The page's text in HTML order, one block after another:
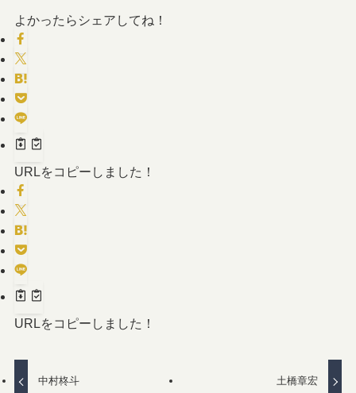
よかったらシェアしてね！
URLをコピーしました！
URLをコピーしました！
中村柊斗 土橋章宏